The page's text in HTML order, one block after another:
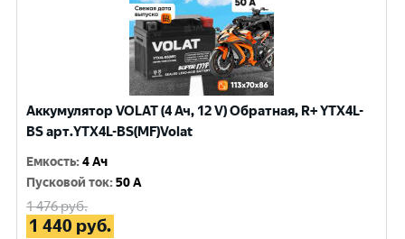
Аккумулятор VOLAT (4 Ач, 12 V) Обратная, R+ YTX4L-
BS арт.YTX4L-BS(MF)Volat
Емкость:4 Ач
Пусковой ток:50 A
1 476руб.
1 440 руб.